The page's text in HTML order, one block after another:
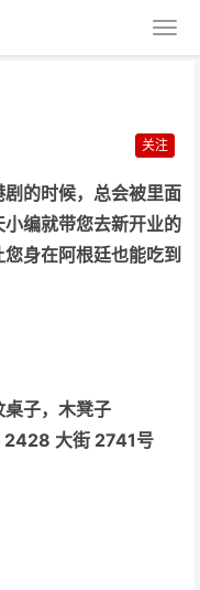
关注
的时候，总会被里面
编就带您去新开业的
身在阿根廷也能吃到
子，木凳子
大街 2741号